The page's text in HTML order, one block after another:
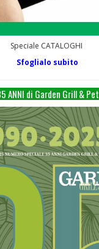
Speciale CATALOGHI
Sfoglialo subito
ANNI di Garden Grill & Pet